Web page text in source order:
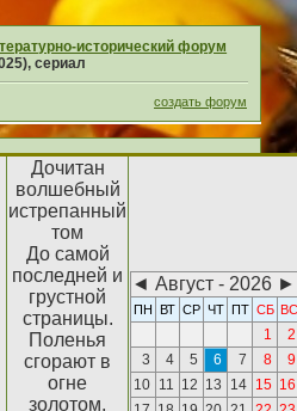
исторический форум
сериал
создать форум
Дочитан
волшебный
истрепанный
том
До самой
последней и
грустной
страницы.
Поленья
сгорают в
огне
золотом,
◄ Август - 2026 ►
ПН ВТ СР ЧТ ПТ СБ ВС
1
2
3
4 5 6 7 8
9
10 11 12 13 14 15 16